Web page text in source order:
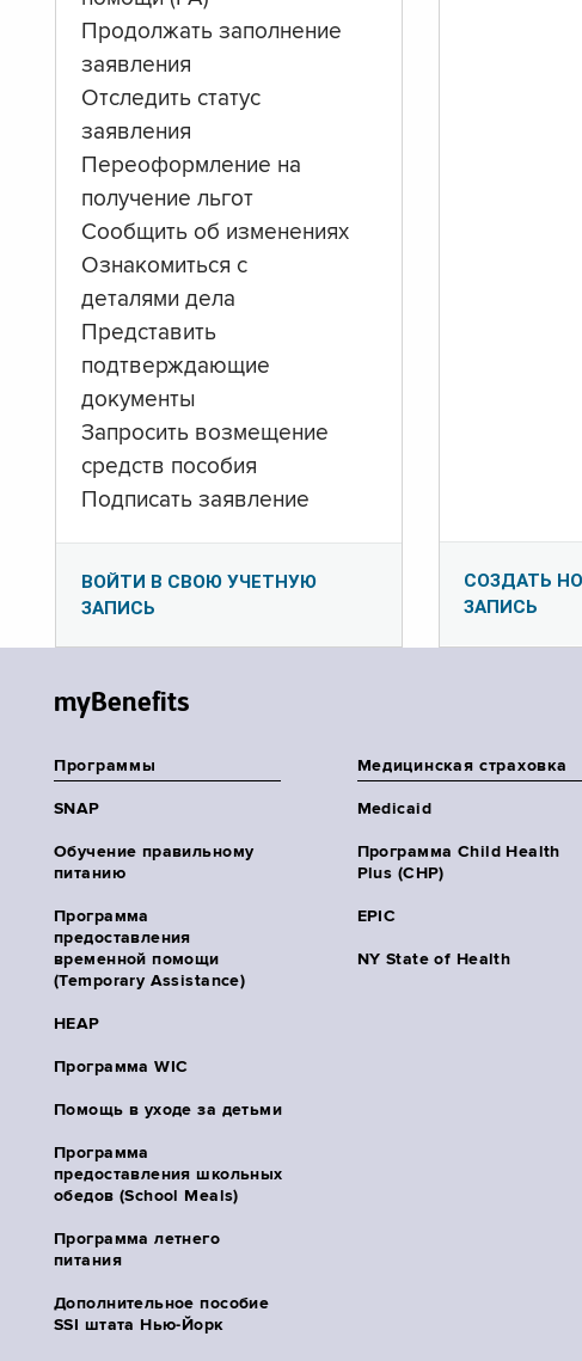
Продолжать заполнение
заявления
Отследить статус
заявления
Переоформление на
получение льгот
Сообщить об изменениях
Ознакомиться с
деталями дела
Представить
подтверждающие
документы
Запросить возмещение
средств пособия
Подписать заявление
ВОЙТИ В СВОЮ УЧЕТНУЮ
ЗАПИСЬ
СОЗДАТЬ
ЗАПИСЬ
myBenefits
Программы
SNAP
Обучение правильному
питанию
Программа
предоставления
временной помощи
(Temporary Assistance)
HEAP
Программа WIC
Помощь в уходе за детьми
Программа
предоставления школьных
обедов (School Meals)
Программа летнего
питания
Дополнительное пособие
SSI штата Нью-Йорк
Медицинская страховка
Medicaid
Программа Child Health
Plus (CHP)
EPIC
NY State of Health